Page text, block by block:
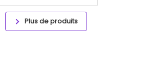
Plus de produits